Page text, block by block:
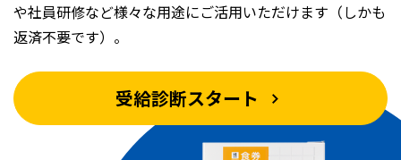
や社員研修など様々な用途にご活用いただけます（しかも
返済不要です）。
受給診断スタート